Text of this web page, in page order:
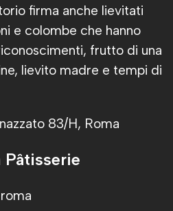
firma anche lievitati
e colombe che hanno
frutto di una
lievito madre e tempi di
83/H, Roma
Pâtisserie